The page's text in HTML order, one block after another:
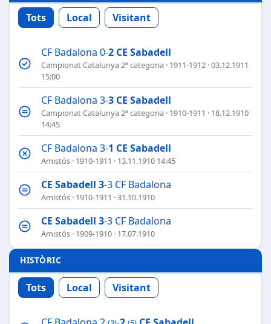
Tots Local Visitant
CF Badalona 0-2 CE Sabadell
Campionat Catalunya 2ª categoria · 1911-1912 · 03.12.1911
15:00
CF Badalona 3-3 CE Sabadell
Campionat Catalunya 2ª categoria · 1910-1911 · 18.12.1910
14:45
CF Badalona 3-1 CE Sabadell
Amistós · 1910-1911 · 13.11.1910 14:45
CE Sabadell 3-3 CF Badalona
Amistós · 1910-1911 · 31.10.1910
CE Sabadell 3-3 CF Badalona
Amistós · 1909-1910 · 17.07.1910
HISTÒRIC
Tots Local Visitant